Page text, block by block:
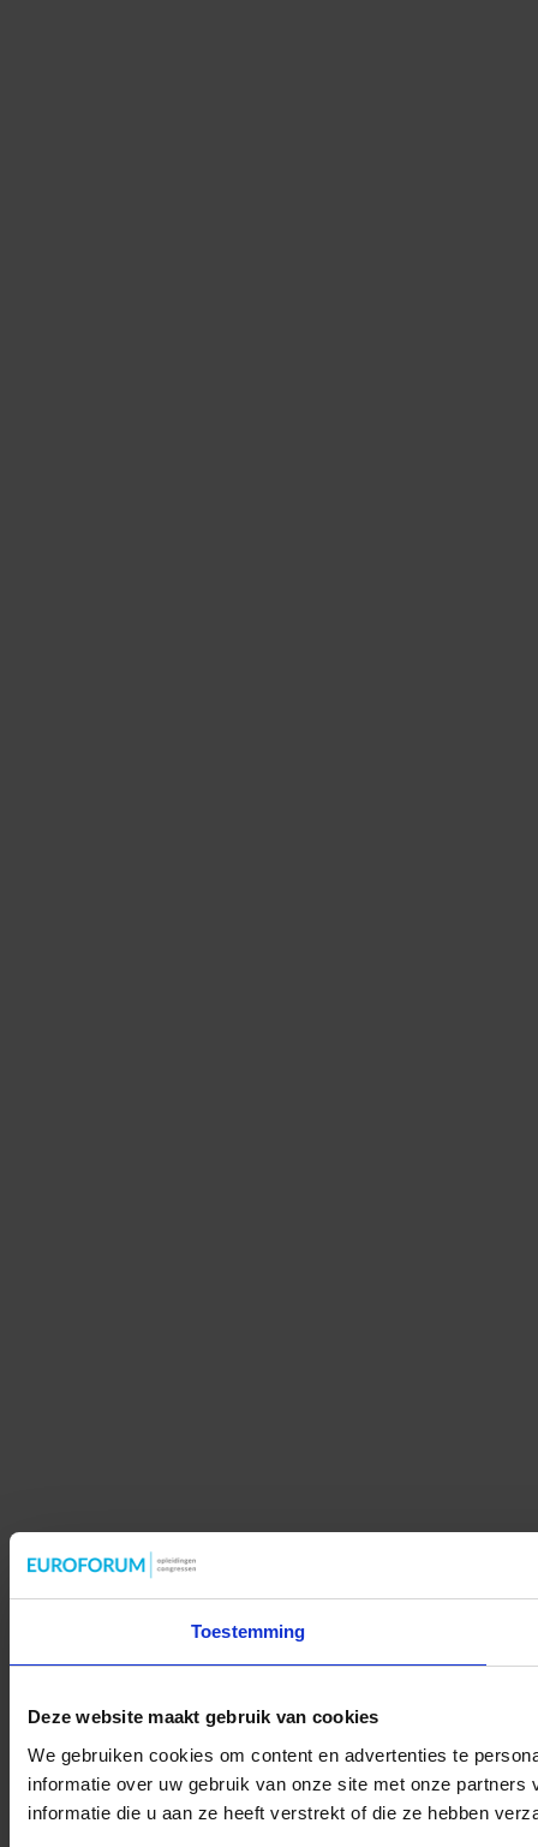
Toestemming
Deze website maakt gebruik van cookies
We gebruiken cookies om content en advertenties te
informatie over uw gebruik van onze site met onze
informatie die u aan ze heeft verstrekt of die ze hebben